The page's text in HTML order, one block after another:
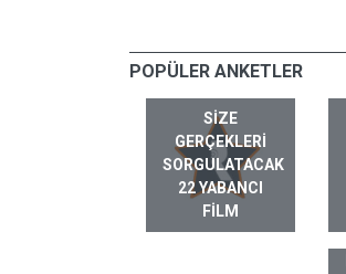
POPÜLER ANKETLER
SIZE
GERÇEKLERI
SORGULATACAK
22 YABANCI
FILM